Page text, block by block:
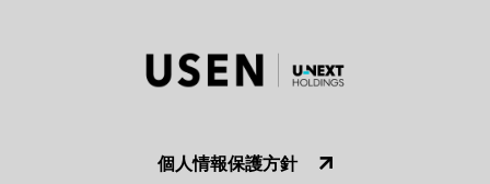
個人情報保護方針